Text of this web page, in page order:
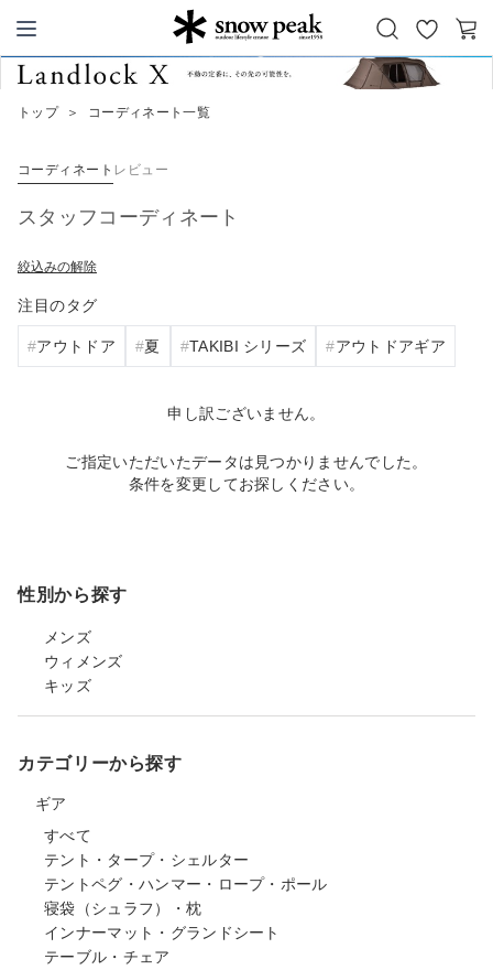
Snow Peak
お
気
カ
トップ ＞ コーディネート一覧
コーディネート レビュー
スタッフコーディネート
絞込みの解除
注目のタグ
アウトドア 夏 TAKIBI シリーズ アウトドアギア
申し訳ございません。
ご指定いただいたデータは見つかりませんでした。
条件を変更してお探しください。
性別から探す
メンズ
ウィメンズ
キッズ
カテゴリーから探す
ギア
すべて
テント・タープ・シェルター
テントペグ・ハンマー・ロープ・ポール
寝袋（シュラフ）・枕
インナーマット・グランドシート
テーブル・チェア